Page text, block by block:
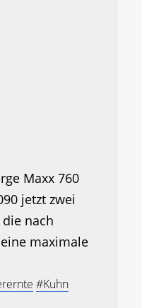
Maxx 760
jetzt zwei
nach
maximale
#Kuhn